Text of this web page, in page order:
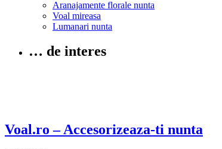
Aranajamente florale nunta
Voal mireasa
Lumanari nunta
… de interes
Voal.ro – Accesorizeaza-ti nunta